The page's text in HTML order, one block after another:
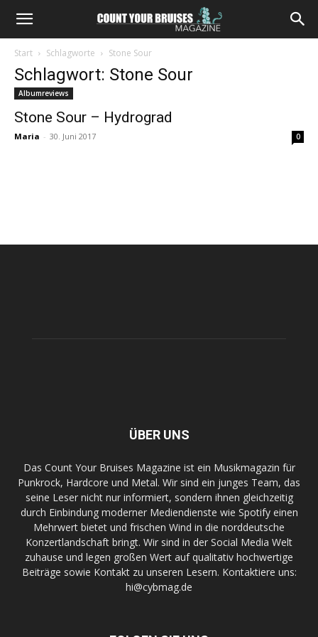
Start Schlagworte Stone Sour
Schlagwort: Stone Sour
Albumreviews
Stone Sour – Hydrograd
Maria - 30. Juni 2017 0
ÜBER UNS
Das Count Your Bruises Magazine ist ein Musikmagazin für
Punkrock, Hardcore und Metal. Wir sind ein junges Team, das
seine Leser nicht nur informiert, sondern ihnen gleichzeitig
durch Einbindung moderner Mediendienste wie Spotify einen
Mehrwert bietet und frischen Wind in die norddeutsche
Konzertlandschaft bringt. Wir sind in der Social Media Welt
zuhause und legen großen Wert auf qualitativ hochwertige
Beiträge sowie Kontakt zu unseren Lesern. Kontaktiere uns:
hi@cybmag.de